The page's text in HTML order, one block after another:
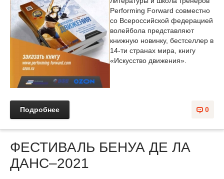
Performing Forward совместно
со Всероссийской федерацией
волейбола представляют
книжную новинку, бестселлер в
14-ти странах мира, книгу
«Искусство движения».
0
Подробнее
ФЕСТИВАЛЬ БЕНУА ДЕ ЛА
ДАНС–2021